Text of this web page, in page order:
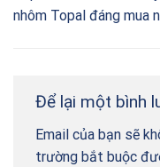
nhôm Topal đáng mua
Để lại một bình
Email của bạn sẽ
trường bắt buộc